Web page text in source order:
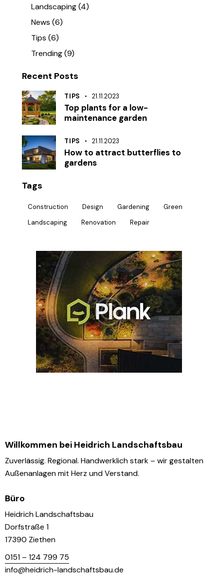
Landscaping(4)
News (6)
Tips (6)
Trending(9)
Recent Posts
TIPS 21.11.2023
Top plants for a low-
maintenance garden
TIPS 21.11.2023
How to attract butterflies to
gardens
Tags
Construction Design Gardening
Green
Landscaping
Renovation Repair
Willkommen bei Heidrich Landschaftsbau
Zuverlässig. Regional. Handwerklich stark – wir gestalten
Außenanlagen mit Herz und Verstand.
Büro
Heidrich Landschaftsbau
Dorfstraße 1
17390 Ziethen
0151 – 124 799 75
info@heidrich-landschaftsbau.de